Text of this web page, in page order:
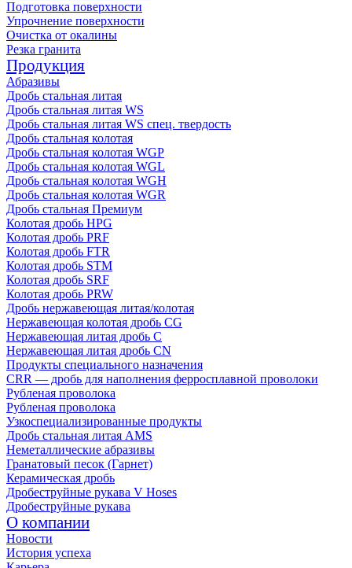
Подготовка поверхности
Упрочнение поверхности
Очистка от окалины
Резка гранита
Продукция
Абразивы
Дробь стальная литая
Дробь стальная литая WS
Дробь стальная литая WS спец. твердость
Дробь стальная колотая
Дробь стальная колотая WGP
Дробь стальная колотая WGL
Дробь стальная колотая WGH
Дробь стальная колотая WGR
Дробь стальная Премиум
Колотая дробь HPG
Колотая дробь PRF
Колотая дробь FTR
Колотая дробь STM
Колотая дробь SRF
Колотая дробь PRW
Дробь нержавеющая литая/колотая
Нержавеющая колотая дробь CG
Нержавеющая литая дробь C
Нержавеющая литая дробь CN
Продукты специального назначения
CRR — дробь для наполнения ферросплавной проволоки
Рубленая проволока
Рубленая проволока
Узкоспециализированные продукты
Дробь стальная литая AMS
Неметаллические абразивы
Гранатовый песок (Гарнет)
Керамическая дробь
Дробеструйные рукава V Hoses
Дробеструйные рукава
О компании
Новости
История успеха